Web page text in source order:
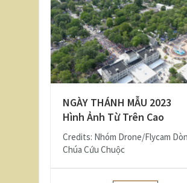
NGÀY THÁNH MẪU 2023
Hình Ảnh Từ Trên Cao
Credits: Nhóm Drone/Flycam
Chúa Cứu Chuộc